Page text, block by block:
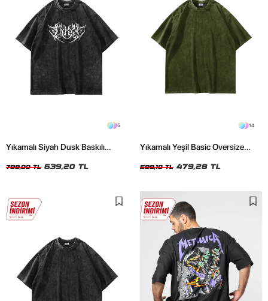
5
Yıkamalı Siyah Dusk Baskılı
799,00 TL 639,20 TL
14
Yıkamalı Yeşil Basic Oversize
599,10 TL 479,28 TL